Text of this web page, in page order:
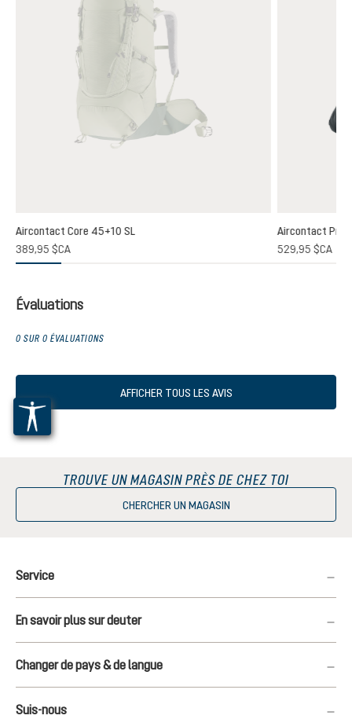
Aircontact Core 45+10 SL
389,95 $CA
Aircontact Pro
529,95 $CA
Évaluations
0 SUR 0 ÉVALUATIONS
AFFICHER TOUS LES AVIS
TROUVE UN MAGASIN PRÈS DE CHEZ TOI
CHERCHER UN MAGASIN
Service
En savoir plus sur deuter
Changer de pays & de langue
Suis-nous